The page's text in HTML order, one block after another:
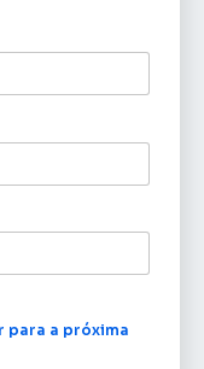
para a próxima